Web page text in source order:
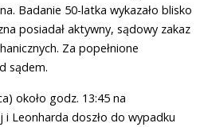
Badanie 50-latka wykazało blisko
posiadał aktywny, sądowy zakaz
Za popełnione
sądem.
około godz. 13:45 na
Leonharda doszło do wypadku